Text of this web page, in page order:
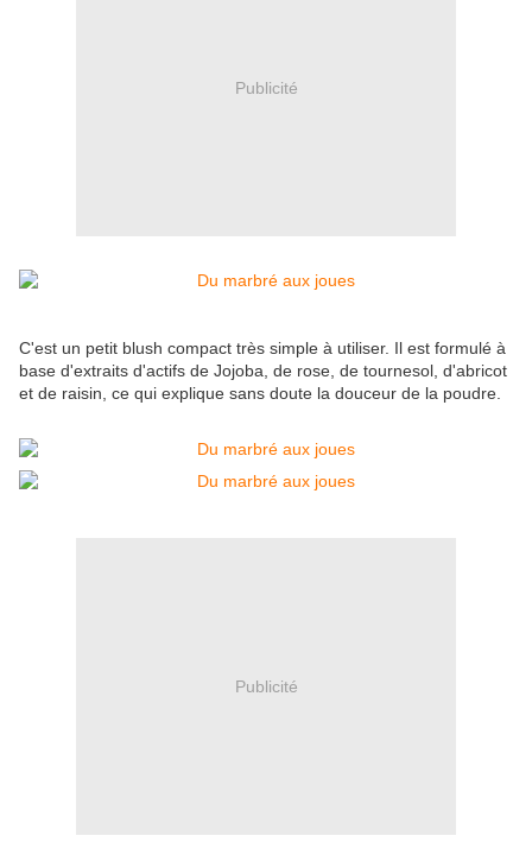
Publicité
C'est un petit blush compact très simple à utiliser. Il est formulé à
base d'extraits d'actifs de Jojoba, de rose, de tournesol, d'abricot
et de raisin, ce qui explique sans doute la douceur de la poudre.
Publicité